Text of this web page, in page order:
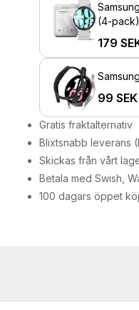
(4-pack)
179
99 SEK
Gratis fraktalternativ
Blixtsnabb leverans
Skickas från vårt
Betala med Swish,
100 dagars öppet